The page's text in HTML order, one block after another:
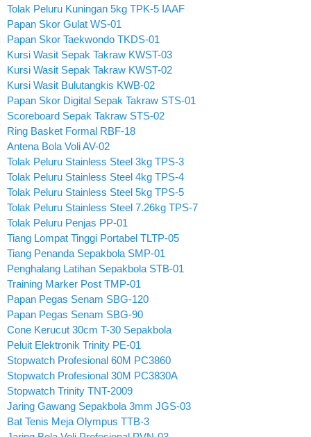
Tolak Peluru Kuningan 5kg TPK-5 IAAF
Papan Skor Gulat WS-01
Papan Skor Taekwondo TKDS-01
Kursi Wasit Sepak Takraw KWST-03
Kursi Wasit Sepak Takraw KWST-02
Kursi Wasit Bulutangkis KWB-02
Papan Skor Digital Sepak Takraw STS-01
Scoreboard Sepak Takraw STS-02
Ring Basket Formal RBF-18
Antena Bola Voli AV-02
Tolak Peluru Stainless Steel 3kg TPS-3
Tolak Peluru Stainless Steel 4kg TPS-4
Tolak Peluru Stainless Steel 5kg TPS-5
Tolak Peluru Stainless Steel 7.26kg TPS-7
Tolak Peluru Penjas PP-01
Tiang Lompat Tinggi Portabel TLTP-05
Tiang Penanda Sepakbola SMP-01
Penghalang Latihan Sepakbola STB-01
Training Marker Post TMP-01
Papan Pegas Senam SBG-120
Papan Pegas Senam SBG-90
Cone Kerucut 30cm T-30 Sepakbola
Peluit Elektronik Trinity PE-01
Stopwatch Profesional 60M PC3860
Stopwatch Profesional 30M PC3830A
Stopwatch Trinity TNT-2009
Jaring Gawang Sepakbola 3mm JGS-03
Bat Tenis Meja Olympus TTB-3